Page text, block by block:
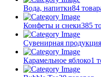
Вода, напитки84
Конфеты и снеки385
Сувенирная продукция
Карамельное яблоко1